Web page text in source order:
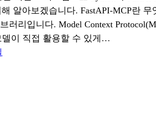
알아보겠습니다. FastAPI-MCP란
러리입니다. Model Context
이 직접 활용할 수 있게…